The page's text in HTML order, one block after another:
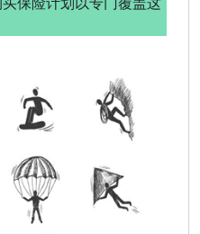
保险计划以专门覆盖这